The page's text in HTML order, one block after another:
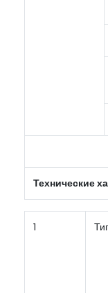
Технические
1